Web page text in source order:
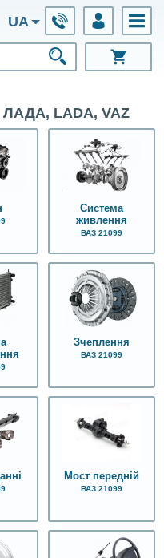
UA
LADA, VAZ
Система
живлення
ВАЗ 21099
Зчеплення
ВАЗ 21099
Мост передній
ВАЗ 21099